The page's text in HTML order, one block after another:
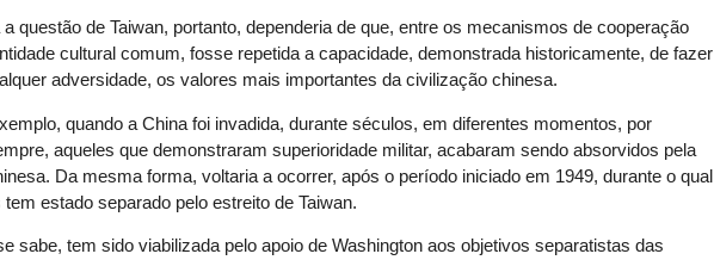
questão de Taiwan, portanto, dependeria de que, entre os mecanismos de cooperação
cultural comum, fosse repetida a capacidade, demonstrada historicamente, de fazer
adversidade, os valores mais importantes da civilização chinesa.
quando a China foi invadida, durante séculos, em diferentes momentos, por
aqueles que demonstraram superioridade militar, acabaram sendo absorvidos pela
Da mesma forma, voltaria a ocorrer, após o período iniciado em 1949, durante o qual
estado separado pelo estreito de Taiwan.
sabe, tem sido viabilizada pelo apoio de Washington aos objetivos separatistas das